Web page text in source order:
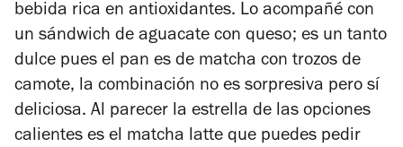
bebida rica en antioxidantes. Lo acompañé con
un sándwich de aguacate con queso; es un tanto
dulce pues el pan es de matcha con trozos de
camote, la combinación no es sorpresiva pero sí
deliciosa. Al parecer la estrella de las opciones
calientes es el matcha latte que puedes pedir